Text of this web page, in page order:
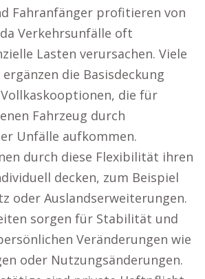
Fahranfänger profitieren von
Verkehrsunfälle oft
Lasten verursachen. Viele
die Basisdeckung
die für
Fahrzeug durch
Unfälle aufkommen.
durch diese Flexibilität ihren
decken, zum Beispiel
oder Auslandserweiterungen.
sorgen für Stabilität und
Veränderungen wie
oder Nutzungsänderungen.